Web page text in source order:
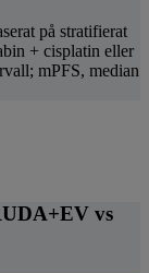
på stratifierat
+ cisplatin eller
mPFS, median
vs